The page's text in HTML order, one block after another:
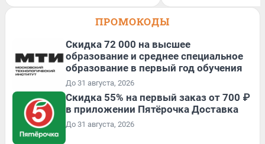
ПРОМОКОДЫ
Скидка 72 000 на высшее
образование и среднее специальное
образование в первый год обучения
До 31 августа, 2026
Скидка 55% на первый заказ от 700 ₽
в приложении Пятёрочка Доставка
До 31 августа, 2026